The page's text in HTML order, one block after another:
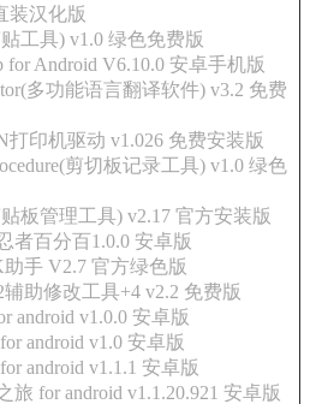
装汉化版
工具) v1.0 绿色免费版
for Android V6.10.0 安卓手机版
多功能语言翻译软件) v3.2 免费
打印机驱动 v1.026 免费安装版
剪切板记录工具) v1.0 绿色
贴板管理工具) v2.17 官方安装版
者百分百1.0.0 安卓版
手 V2.7 官方绿色版
辅助修改工具+4 v2.2 免费版
android v1.0.0 安卓版
android v1.0 安卓版
android v1.1.1 安卓版
旅 for android v1.1.20.921 安卓版